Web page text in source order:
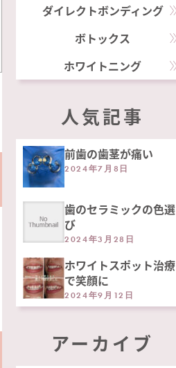
ダイレクトボンディング
ボトックス
ホワイトニング
人気記事
前歯の歯茎が痛い
2024年7月8日
歯のセラミックの色選
び
2024年3月28日
ホワイトスポット治療
で笑顔に
2024年9月12日
アーカイブ